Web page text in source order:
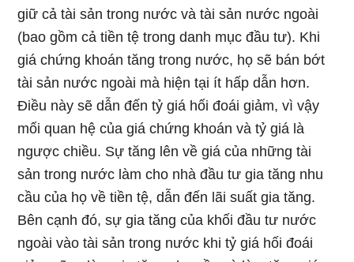
giữ cả tài sản trong nước và tài sản nước ngoài
(bao gồm cả tiền tệ trong danh mục đầu tư). Khi
giá chứng khoán tăng trong nước, họ sẽ bán bớt
tài sản nước ngoài mà hiện tại ít hấp dẫn hơn.
Điều này sẽ dẫn đến tỷ giá hối đoái giảm, vì vậy
mối quan hệ của giá chứng khoán và tỷ giá là
ngược chiều. Sự tăng lên về giá của những tài
sản trong nước làm cho nhà đầu tư gia tăng nhu
cầu của họ về tiền tệ, dẫn đến lãi suất gia tăng.
Bên cạnh đó, sự gia tăng của khối đầu tư nước
ngoài vào tài sản trong nước khi tỷ giá hối đoái